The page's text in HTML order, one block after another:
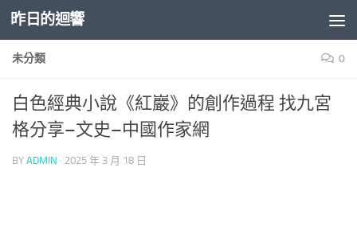
Skip to content
昨日的迴響
未分類 0
白色經典小說《紅巖》的創作過程 找九宮
格分享–文史–中國作家網
BY ADMIN · 2025 年 3 月 18 日